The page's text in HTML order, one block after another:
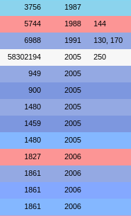
3756 1987
5744 1988 144
6988 1991 130, 170
58302194 2005 250
949 2005
900 2005
1480 2005
1459 2005
1480 2005
1827 2006
1861 2006
1861 2006
1861 2006